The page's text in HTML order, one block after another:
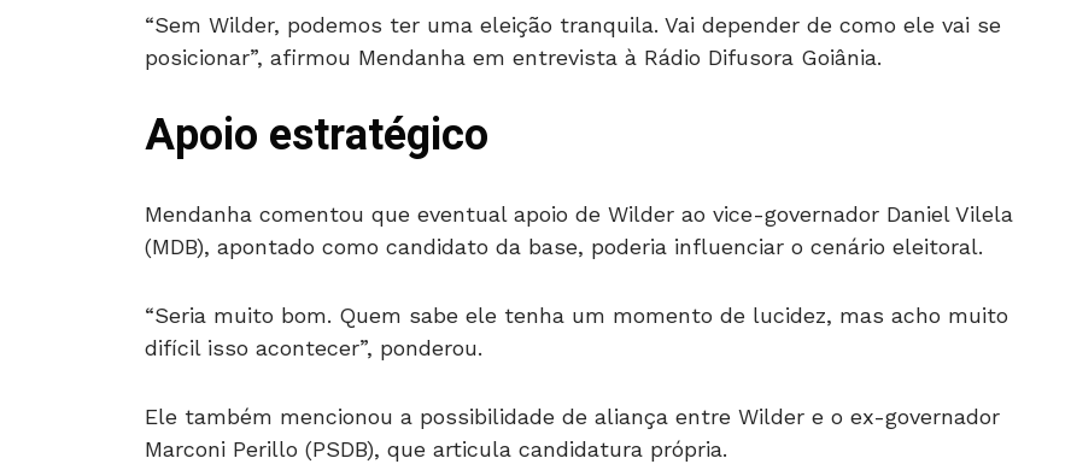
“Sem Wilder, podemos ter uma eleição tranquila. Vai depender de como ele vai se
posicionar”, afirmou Mendanha em entrevista à Rádio Difusora Goiânia.
Apoio estratégico
Mendanha comentou que eventual apoio de Wilder ao vice-governador Daniel Vilela
(MDB), apontado como candidato da base, poderia influenciar o cenário eleitoral.
“Seria muito bom. Quem sabe ele tenha um momento de lucidez, mas acho muito
difícil isso acontecer”, ponderou.
Ele também mencionou a possibilidade de aliança entre Wilder e o ex-governador
Marconi Perillo (PSDB), que articula candidatura própria.